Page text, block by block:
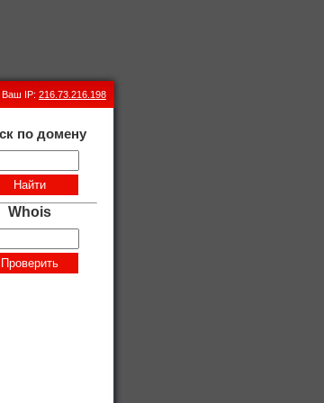
Ваш IP: 216.73.216.198
по домену
Whois